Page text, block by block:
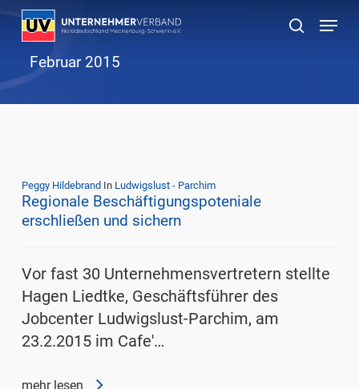
Skip
main
content
suchen
Menu
Februar 2015
Peggy Hildebrand In Ludwigslust - Parchim
Regionale Beschäftigungspoteniale
erschließen und sichern
Vor fast 30 Unternehmensvertretern stellte
Hagen Liedtke, Geschäftsführer des
Jobcenter Ludwigslust-Parchim, am
23.2.2015 im Cafe'…
mehr lesen